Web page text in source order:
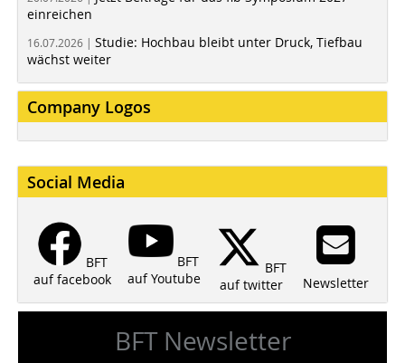
einreichen
16.07.2026 | Studie: Hochbau bleibt unter Druck, Tiefbau
wächst weiter
Company Logos
Social Media
BFT
auf facebook
BFT
auf Youtube
BFT
auf twitter
Newsletter
BFT Newsletter